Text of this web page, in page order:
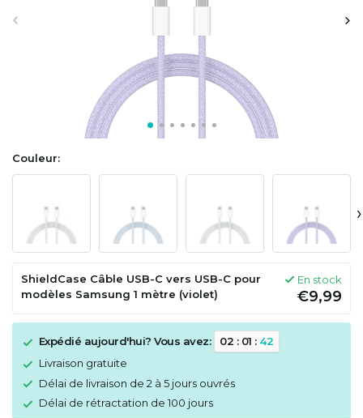
Couleur:
›
ShieldCase Câble USB-C vers USB-C pour
modèles Samsung 1 mètre (violet)
En stock
€9,99
Expédié aujourd'hui? Vous avez: 02 : 01 : 42
Livraison gratuite
Délai de livraison de 2 à 5 jours ouvrés
Délai de rétractation de 100 jours